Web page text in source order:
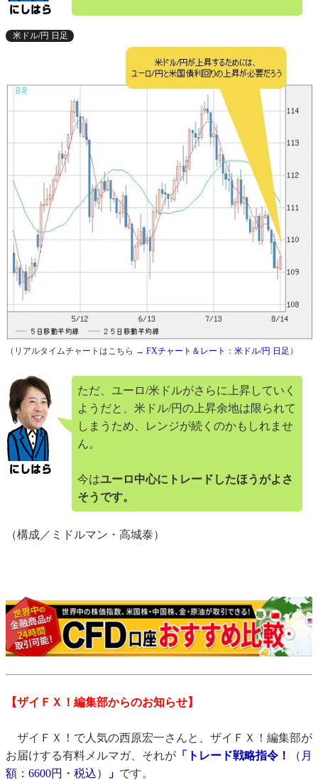
米ドル/円 日足
（リアルタイムチャートはこちら → FXチャート＆レート：米ドル/円 日足 ）
ただ、ユーロ/米ドルがさらに上昇していく
ようだと、米ドル/円の上昇余地は限られて
しまうため、レンジが続くのかもしれませ
ん。
今はユーロ中心にトレードしたほうがよさ
そうです。
（構成／ミドルマン・高城泰）
【ザイＦＸ！編集部からのお知らせ】
ザイＦＸ！で人気の西原宏一さんと、ザイＦＸ！編集部が
お届けする有料メルマガ、それが 「トレード戦略指令！
（月
額：6600円・税込）
」 です。